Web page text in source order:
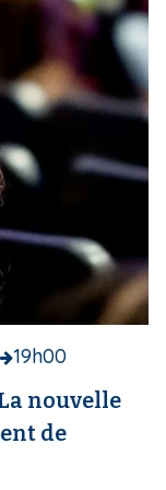
19h00
nouvelle
de